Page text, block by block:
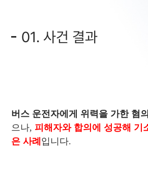
01. 사건 결과
버스 운전자에게 위력을 가한 혐
으나, 피해자와 합의에 성공해 기
은 사례 입니다.